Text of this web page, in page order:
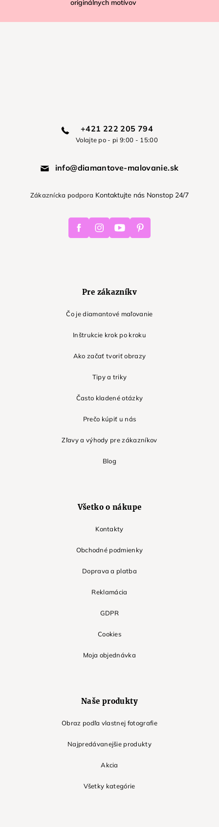
originálnych motívov
+421 222 205 794
Volajte po - pi 9:00 - 15:00
info@diamantove-malovanie.sk
Zákaznícka podpora Kontaktujte nás Nonstop 24/7
FacebookInstagramYoutube Pinterest
Pre zákazníkv
Čo je diamantové maľovanie
Inštrukcie krok po kroku
Ako začať tvoriť obrazy
Tipy a triky
Často kladené otázky
Prečo kúpiť u nás
Zľavy a výhody pre zákazníkov
Blog
Všetko o nákupe
Kontakty
Obchodné podmienky
Doprava a platba
Reklamácia
GDPR
Cookies
Moja objednávka
Naše produkty
Obraz podľa vlastnej fotografie
Najpredávanejšie produkty
Akcia
Všetky kategórie